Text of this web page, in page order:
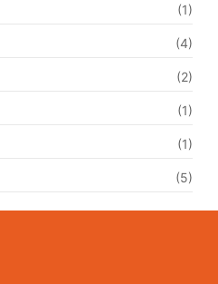
(1)
(4)
(2)
(1)
(1)
(5)